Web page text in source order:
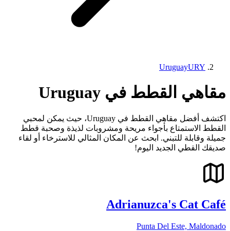
UruguayURY
مقاهي القطط في Uruguay
اكتشف أفضل مقاهي القطط في Uruguay، حيث يمكن لمحبي
القطط الاستمتاع بأجواء مريحة ومشروبات لذيذة وصحبة قطط
جميلة وقابلة للتبني. ابحث عن المكان المثالي للاسترخاء أو لقاء
صديقك القطي الجديد اليوم!
Adrianuzca's Cat Café
Punta Del Este, Maldonado